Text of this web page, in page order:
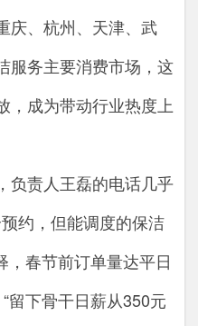
庆、杭州、天津、武
服务主要消费市场，这
，成为带动行业热度上
负责人王磊的电话几乎
约，但能调度的保洁
，春节前订单量达平日
留下骨干日薪从350元